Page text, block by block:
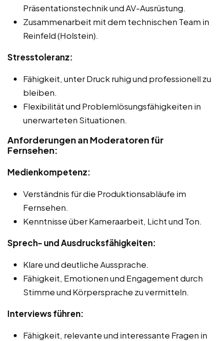
Präsentationstechnik und AV-Ausrüstung.
Zusammenarbeit mit dem technischen Team in
Reinfeld (Holstein).
Stresstoleranz:
Fähigkeit, unter Druck ruhig und professionell zu
bleiben.
Flexibilität und Problemlösungsfähigkeiten in
unerwarteten Situationen.
Anforderungen an Moderatoren für
Fernsehen:
Medienkompetenz:
Verständnis für die Produktionsabläufe im
Fernsehen.
Kenntnisse über Kameraarbeit, Licht und Ton.
Sprech- und Ausdrucksfähigkeiten:
Klare und deutliche Aussprache.
Fähigkeit, Emotionen und Engagement durch
Stimme und Körpersprache zu vermitteln.
Interviews führen:
Fähigkeit, relevante und interessante Fragen in